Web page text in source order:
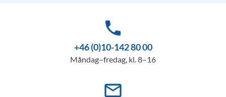
phone
+46 (0)10-142 80 00
Måndag–fredag, kl. 8–16
mail_outline